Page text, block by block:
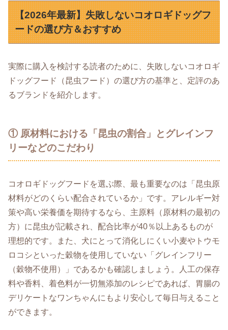
【2026年最新】失敗しないコオロギドッグフ
ードの選び方＆おすすめ
実際に購入を検討する読者のために、失敗しないコオロギ
ドッグフード（昆虫フード）の選び方の基準と、定評のあ
るブランドを紹介します。
① 原材料における「昆虫の割合」とグレインフ
リーなどのこだわり
コオロギドッグフードを選ぶ際、最も重要なのは「昆虫原
材料がどのくらい配合されているか」です。アレルギー対
策や高い栄養価を期待するなら、主原料（原材料の最初の
方）に昆虫が記載され、配合比率が40％以上あるものが
理想的です。また、犬にとって消化しにくい小麦やトウモ
ロコシといった穀物を使用していない「グレインフリー
（穀物不使用）」であるかも確認しましょう。人工の保存
料や香料、着色料が一切無添加のレシピであれば、胃腸の
デリケートなワンちゃんにもより安心して毎日与えること
ができます。